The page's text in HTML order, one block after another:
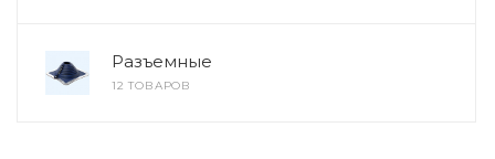
Разъемные
12 ТОВАРОВ